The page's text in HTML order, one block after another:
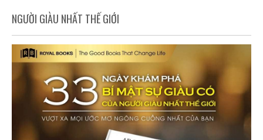
NGƯỜI GIÀU NHẤT THẾ GIỚI